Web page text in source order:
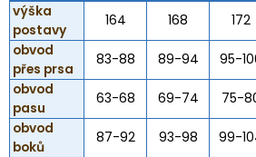
výška
postavy
164 168 172
obvod
přes prsa
83-88 89-94 95-
obvod
pasu
63-68 69-74 75-
obvod
boků
87-92 93-98 99-